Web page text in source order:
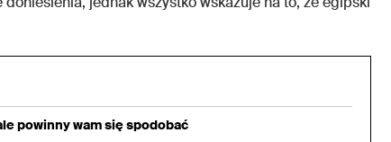
powinny wam się spodobać